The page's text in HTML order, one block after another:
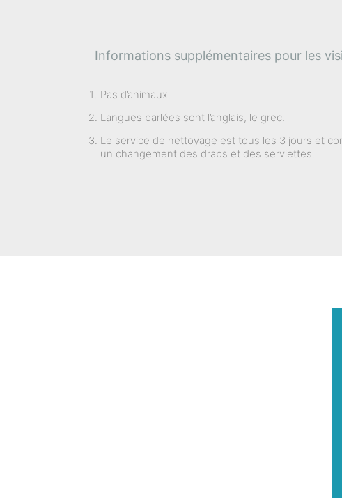
Informations supplémentaires pour les
Pas d’animaux.
Langues parlées sont l’anglais, le grec.
Le service de nettoyage est tous les 3 jours et
un changement des draps et des serviettes.